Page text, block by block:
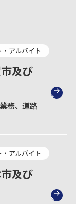
・アルバイト
及び
務、道路
・アルバイト
及び